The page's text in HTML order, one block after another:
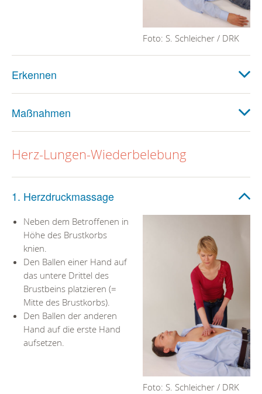
Foto: S. Schleicher / DRK
Erkennen
Maßnahmen
Herz-Lungen-Wiederbelebung
1. Herzdruckmassage
Foto: S. Schleicher / DRK
Neben dem Betroffenen in
Höhe des Brustkorbs
knien.
Den Ballen einer Hand auf
das untere Drittel des
Brustbeins platzieren (=
Mitte des Brustkorbs).
Den Ballen der anderen
Hand auf die erste Hand
aufsetzen.